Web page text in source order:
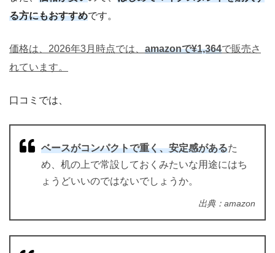
る方にもおすすめです。
価格は、2026年3月時点では、 amazonで¥1,364で販売さ
れています。
口コミでは、
ベースがコンパクトで重く、安定感があるた
め、机の上で常設しておくみたいな用途にはち
ょうどいいのではないでしょうか。
出典：amazon